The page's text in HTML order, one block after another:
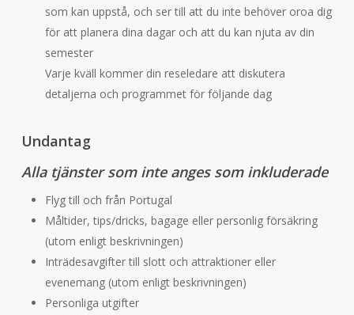
som kan uppstå, och ser till att du inte behöver oroa dig
för att planera dina dagar och att du kan njuta av din
semester
Varje kväll kommer din reseledare att diskutera
detaljerna och programmet för följande dag
Undantag
Alla tjänster som inte anges som inkluderade
Flyg till och från Portugal
Måltider, tips/dricks, bagage eller personlig försäkring
(utom enligt beskrivningen)
Inträdesavgifter till slott och attraktioner eller
evenemang (utom enligt beskrivningen)
Personliga utgifter